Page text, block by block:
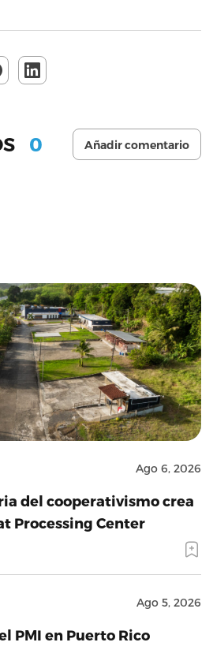
0 Añadir comentario
Ago 6, 2026
del cooperativismo crea
Processing Center
Ago 5, 2026
PMI en Puerto Rico